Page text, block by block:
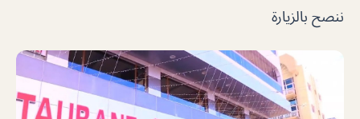
ننصح بالزيارة